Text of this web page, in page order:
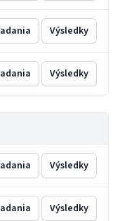
Výsledky
Výsledky
Výsledky
Výsledky